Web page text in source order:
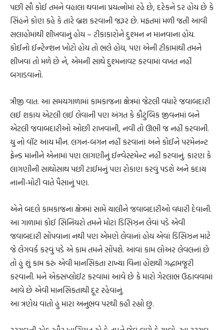
પછી સૌ કોઈ તમને વહાલા થવાના પ્રયત્નોમાં રહે છે, દરેકને ડર હોય છે કે
સિંહને કોણ કહે કે તારે બ્રશ કરવાની જરૂર છે. મફતમાં મળી જતી આવી
સલાહોમાંથી શીખવાનું હોય – ટીકાકારોને દુશ્મન ન માનવાના હોય.
કોઈનો ઈન્ટેન્શન ખોટો હોય તો ભલે હોય, પણ એની ટીકામાંથી તમને
શીખવા તો મળે છે ને, એમની સાથે દુશ્મનાવટ કરવામાં વખત નહીં
બગાડવાનો.
ત્રીજી વાત. આ સમયગાળામાં કામકાજના ક્ષેત્રમાં જેટલી વધારે જવાબદારી
લઈ શકાય એટલી લઈ લેવાની પણ અંગત કે કૌટુંબિક જીવનમાં બને
એટલી જવાબદારીઓ ઓછી રાખવાની, નવી તો ઊભી જ નહીં કરવાની.
યુ નો વૉટ આય મીન. લગન-બગન નહીં કરવાનાં અને કોઈને પરમેનન્ટ
ફ્રેન્ડ માનીને એનામાં પણ લાગણીનું ઈન્વેસ્ટમેન્ટ નહીં કરવાનું. કારણ કે
લાગણીની સાથોસાથ પછી ટાઈમનું પણ રોકાણ કરવું પડશે અને કદાચ
નાની-મોટી વાતે પૈસાનું પણ.
એને બદલે કામકાજના ક્ષેત્રમાં સામે ચાલીને જવાબદારીઓ વધારી દેવાની.
આ ગાળામાં કોઈ સિનિયરો તમને મોટાં ડિસિઝન લેવાં પડે એવી
જવાબદારી સોંપવાના નથી પણ એમણે લેવાનાં હોય એવાં ડિસિઝન માટે
જે લેગવર્ક કરવું પડે એ કામ તમને સોંપશે. આવાં કામ લોઅર લેવલનાં છે
તો હું શું કામ કરું એવી માનસિકતા રાખ્યા વિના હોંશથી ગદ્ધામજૂરી
કરવાની. મને એક્સપ્લોઈટ કરવામાં આવે છે કે મારો ગેરલાભ ઉઠાવવામાં
આવે છે એવી માનસિકતાથી દૂર રહેવાનું.
આ ત્રણેય વાતો હું મારા અનુભવ પરથી કહી રહ્યો છું.